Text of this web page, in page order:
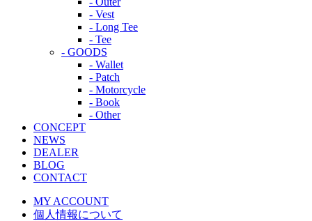
- Vest
- Long Tee
- Tee
- GOODS
- Wallet
- Patch
- Motorcycle
- Book
- Other
CONCEPT
NEWS
DEALER
BLOG
CONTACT
MY ACCOUNT
個人情報について